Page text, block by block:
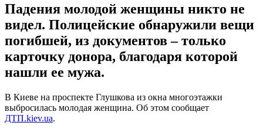
Падения молодой женщины никто не
видел. Полицейские обнаружили вещи
погибшей, из документов – только
карточку донора, благодаря которой
нашли ее мужа.
В Киеве на проспекте Глушкова из окна многоэтажки
выбросилась молодая женщина. Об этом сообщает
ДТП.kiev.ua.